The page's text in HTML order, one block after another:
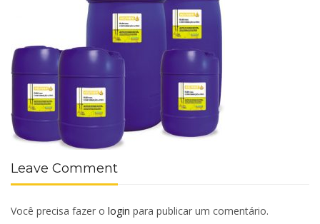
Leave Comment
Você precisa fazer o login para publicar um comentário.